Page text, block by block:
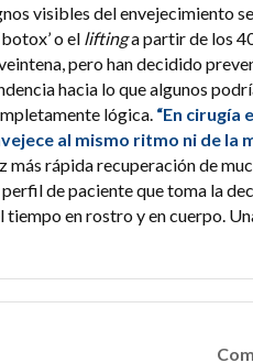
visibles del envejecimiento
o el liftinga partir de los
pero han decidido
hacia lo que algunos
lógica. “En cirugía
al mismo ritmo ni de la
más rápida recuperación de
perfil de paciente que toma la
tiempo en rostro y en cuerpo.